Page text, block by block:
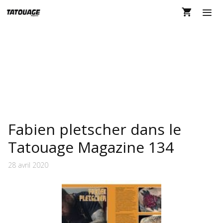
au
Fabien pletscher dans le
Tatouage Magazine 134
28 avril 2020